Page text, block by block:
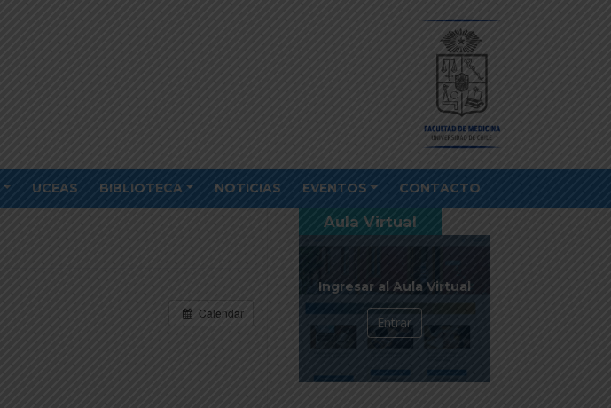
UCEAS BIBLIOTECA NOTICIAS EVENTOS CONTACTO
Calendar
Aula Virtual
Ingresar al Aula Virtual
Entrar